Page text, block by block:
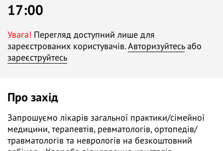
17:00
Увага! Перегляд доступний лише для
зареєстрованих користувачів.Авторизуйтесьабо
зареєструйтесь
Про захід
Запрошуємо лікарів загальної практики/сімейної
медицини, терапевтів, ревматологів, ортопедів/
травматологів та неврологів на безкоштовний